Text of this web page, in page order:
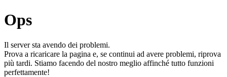
Ops
Il server sta avendo dei problemi.
Prova a ricaricare la pagina e, se continui ad avere problemi, riprova
più tardi. Stiamo facendo del nostro meglio affinché tutto funzioni
perfettamente!